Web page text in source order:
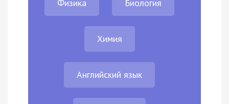
Физика Биология
Химия
Английский язык